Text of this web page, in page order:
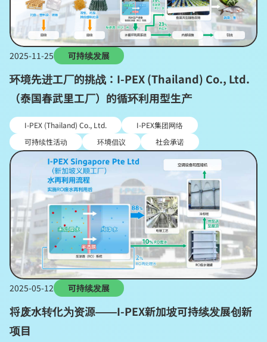
2025-11-25 可持续发展
环境先进工厂的挑战：I-PEX (Thailand) Co., Ltd.
（泰国春武里工厂）的循环利用型生产
I-PEX (Thailand) Co., Ltd.
I-PEX集团网络
可持续性活动
环境倡议 社会承诺
2025-05-12 可持续发展
将废水转化为资源——I-PEX新加坡可持续发展创新
项目